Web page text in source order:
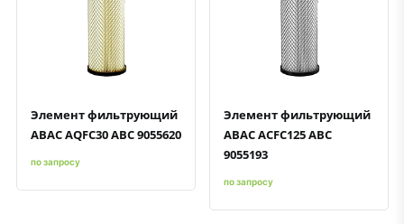
Быстрый просмотрДобавить к сравнению
Элемент фильтрующий
ABAC AQFC30 ABC 9055620
по запросу
Быстрый просмотрДобавить к сравнению
Элемент фильтрующий
ABAC ACFC125 ABC
9055193
по запросу